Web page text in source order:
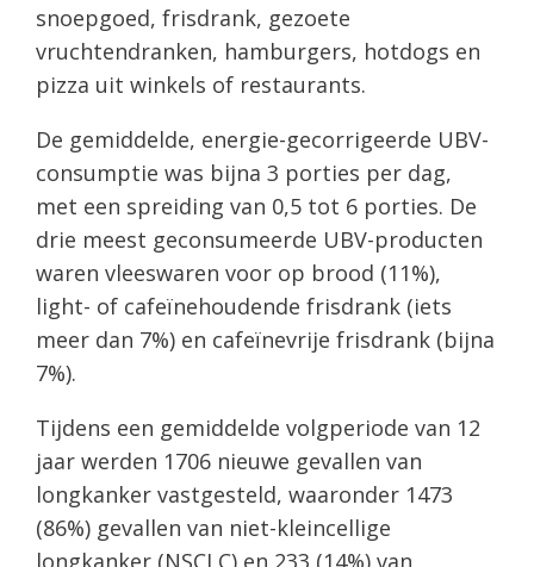
snoepgoed, frisdrank, gezoete
vruchtendranken, hamburgers, hotdogs en
pizza uit winkels of restaurants.
De gemiddelde, energie-gecorrigeerde UBV-
consumptie was bijna 3 porties per dag,
met een spreiding van 0,5 tot 6 porties. De
drie meest geconsumeerde UBV-producten
waren vleeswaren voor op brood (11%),
light- of cafeïnehoudende frisdrank (iets
meer dan 7%) en cafeïnevrije frisdrank (bijna
7%).
Tijdens een gemiddelde volgperiode van 12
jaar werden 1706 nieuwe gevallen van
longkanker vastgesteld, waaronder 1473
(86%) gevallen van niet-kleincellige
longkanker (NSCLC) en 233 (14%) van